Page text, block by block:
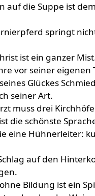
auf die Suppe ist
springt
ist ein ganzer
vor seiner eigenen
Glückes
seiner Art.
muss drei
die schönste
eine Hühnerleiter:
auf den
Bildung ist ein